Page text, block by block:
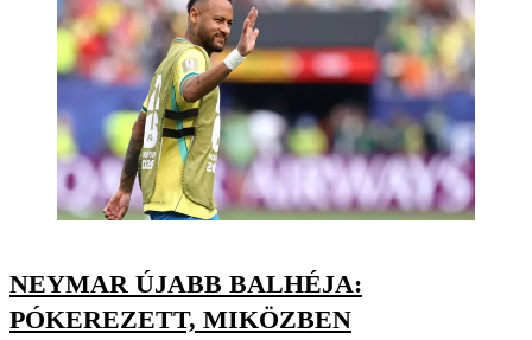
NEYMAR ÚJABB BALHÉJA:
PÓKEREZETT, MIKÖZBEN